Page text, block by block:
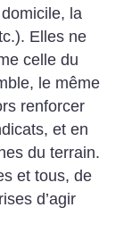
la
Elles ne
celle du
le même
renforcer
et en
du terrain.
et tous, de
d’agir